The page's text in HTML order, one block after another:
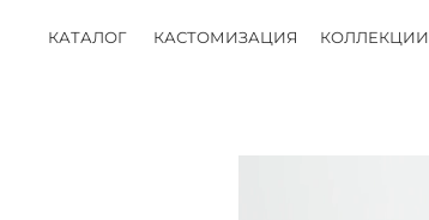
КАТАЛОГ КАСТОМИЗАЦИЯ КОЛЛЕКЦИИ